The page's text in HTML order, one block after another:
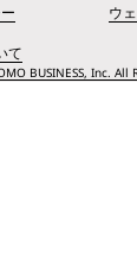
ウ
て
BUSINESS, Inc. All